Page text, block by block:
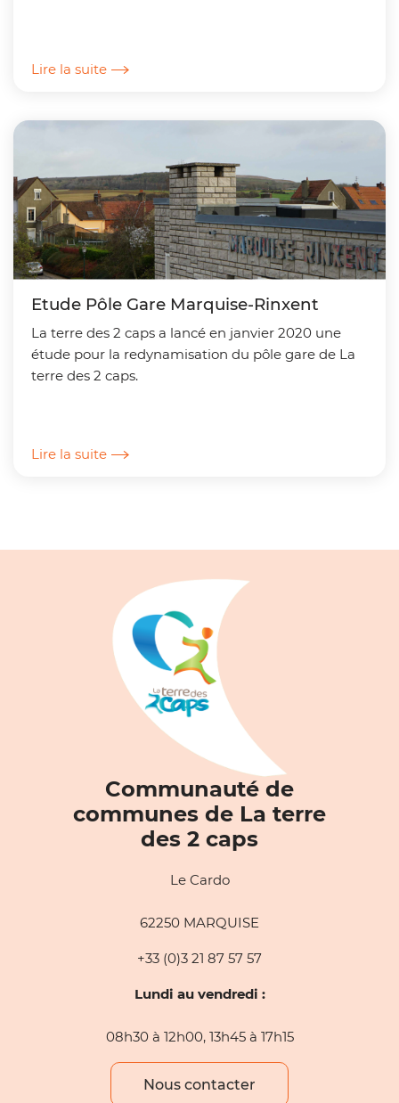
Lire la suite
Etude Pôle Gare Marquise-Rinxent
La terre des 2 caps a lancé en janvier 2020 une
étude pour la redynamisation du pôle gare de La
terre des 2 caps.
Lire la suite
Communauté de
communes de La terre
des 2 caps
Le Cardo
62250 MARQUISE
+33 (0)3 21 87 57 57
Lundi au vendredi :
08h30 à 12h00, 13h45 à 17h15
Nous contacter